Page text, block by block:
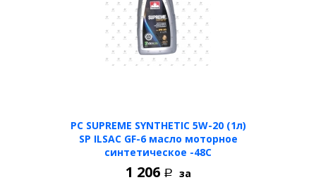
PC SUPREME SYNTHETIC 5W-20 (1л)
SP ILSAC GF-6 масло моторное
синтетическое -48С
1 206 Р за